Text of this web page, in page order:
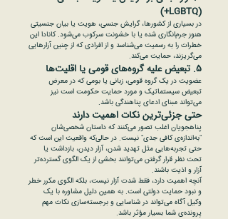
(LGBTQ+)
در بسیاری از کشورها، گرایش جنسی، هویت یا بیان جنسیتی
هنوز جرم‌انگاری شده یا با خشونت سرکوب می‌شود. کانادا این
خطرات را به رسمیت می‌شناسد و از افرادی که از چنین آزارهایی
می‌گریزند، حمایت می‌کند.
۵. تبعیض علیه گروه‌های قومی یا اقلیت‌ها
عضویت در یک گروه قومی، زبانی یا بومی که در معرض
تبعیض سیستماتیک و مورد حمایت حکومت است نیز
می‌تواند مبنای ادعای پناهندگی باشد.
حتی جزئی‌ترین نکات اهمیت دارند
پناهجویان اغلب تصور می‌کنند که داستان شخصی‌شان
"به‌اندازه‌ی کافی جدی" نیست. در حالی‌که واقعیت این است که
حتی تجربه‌هایی مثل تهدید شدن، آزار دیدن، بازداشت یا
تحت نظر قرار گرفتن می‌توانند بخشی از یک الگوی گسترده‌تر
آزار و اذیت باشند.
آنچه اهمیت دارد، فقط شدت آزار نیست، بلکه الگوی مکرر خطر
و نبود حمایت دولتی است. به همین دلیل مشاوره با یک
وکیل آگاه می‌تواند در شناسایی و برجسته‌سازی نکات مهم
پرونده‌ی شما بسیار مؤثر باشد.